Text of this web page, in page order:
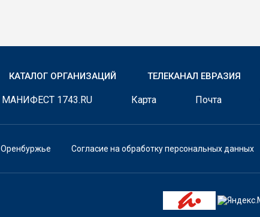
КАТАЛОГ ОРГАНИЗАЦИЙ ТЕЛЕКАНАЛ ЕВРАЗИЯ
МАНИФЕСТ 1743.RU Карта Почта
Оренбуржье Согласие на обработку персональных данных